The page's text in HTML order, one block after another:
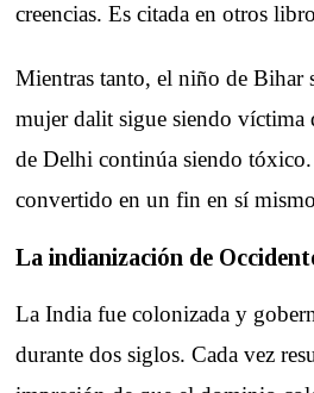
creencias. Es citada en otros
Mientras tanto, el niño de Bihar
mujer dalit sigue siendo víctima
de Delhi continúa siendo tóxico.
convertido en un fin en sí
La indianización de
La India fue colonizada y
durante dos siglos. Cada vez